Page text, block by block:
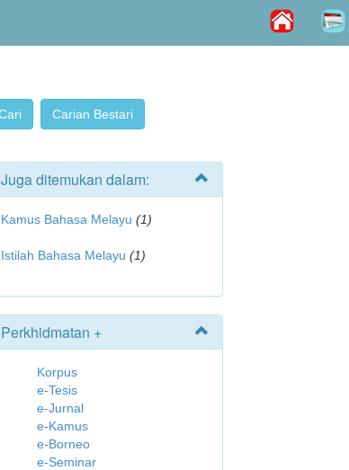
Juga ditemukan dalam:
Kamus Bahasa Melayu (1)
Istilah Bahasa Melayu (1)
Perkhidmatan +
Korpus
e-Tesis
e-Jurnal
e-Kamus
e-Borneo
e-Seminar